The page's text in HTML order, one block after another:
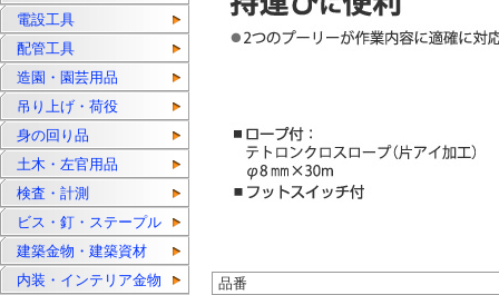
電設工具
配管工具
造園・園芸用品
吊り上げ・荷役
身の回り品
土木・左官用品
検査・計測
ビス・釘・ステープル
建築金物・建築資材
内装・インテリア金物
品番